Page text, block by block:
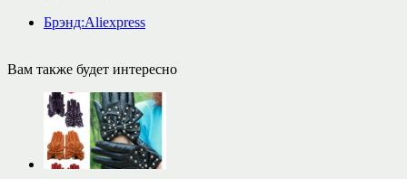
Брэнд:Aliexpress
Вам также будет интересно